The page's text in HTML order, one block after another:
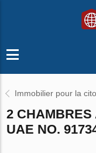
Immobilier pour la
2 CHAMBRES
UAE NO.